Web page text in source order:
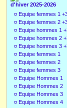
d'hiver 2025-2026
¤ Equipe femmes 1
¤ Equipe femmes 2
¤ Equipe hommes 1
¤ Equipe hommes 2
¤ Equipe hommes 3
¤ Equipe femmes 1
¤ Equipe femmes 2
¤ Equipe femmes 3
¤ Equipe Hommes 1
¤ Equipe Hommes 2
¤ Equipe Hommes 3
¤ Equipe Hommes 4